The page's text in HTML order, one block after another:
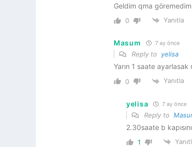
Geldim qma göremedim
0 Yanıtla
Masum 7 ay önce
Reply to yelisa
Yarın 1 saate ayarlasak
0 Yanıtla
yelisa 7 ay önce
Reply to
2.30saate b
1